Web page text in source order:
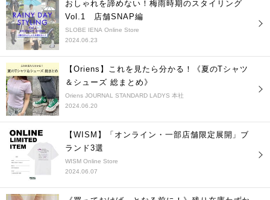
おしゃれを諦めない！梅雨時期のスタイリング
Vol.1 店舗SNAP編
SLOBE IENA Online Store
2024.06.23
【Oriens】これを見たら分かる！《夏のTシャツ
＆シューズ 総まとめ》
Oriens JOURNAL STANDARD LADYS 本社
2024.06.20
【WISM】「オンライン・一部店舗限定展開」ブ
ランド3選
WISM Online Store
2024.06.07